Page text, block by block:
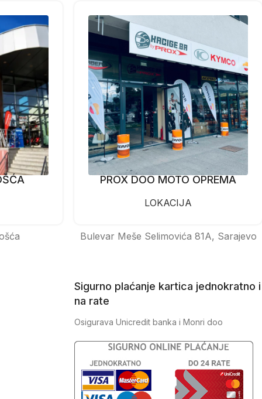
PROX DOO MOTO OPREMA
LOKACIJA
Bulevar Meše Selimovića 81A, Sarajevo
Sigurno plaćanje kartica jednokratno i
na rate
Osigurava Unicredit banka i Monri doo